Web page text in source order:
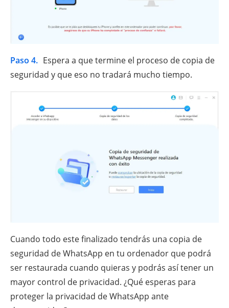
Paso 4. Espera a que termine el proceso de copia de
seguridad y que eso no tradará mucho tiempo.
Cuando todo este finalizado tendrás una copia de
seguridad de WhatsApp en tu ordenador que podrá
ser restaurada cuando quieras y podrás así tener un
mayor control de privacidad. ¿Qué esperas para
proteger la privacidad de WhatsApp ante